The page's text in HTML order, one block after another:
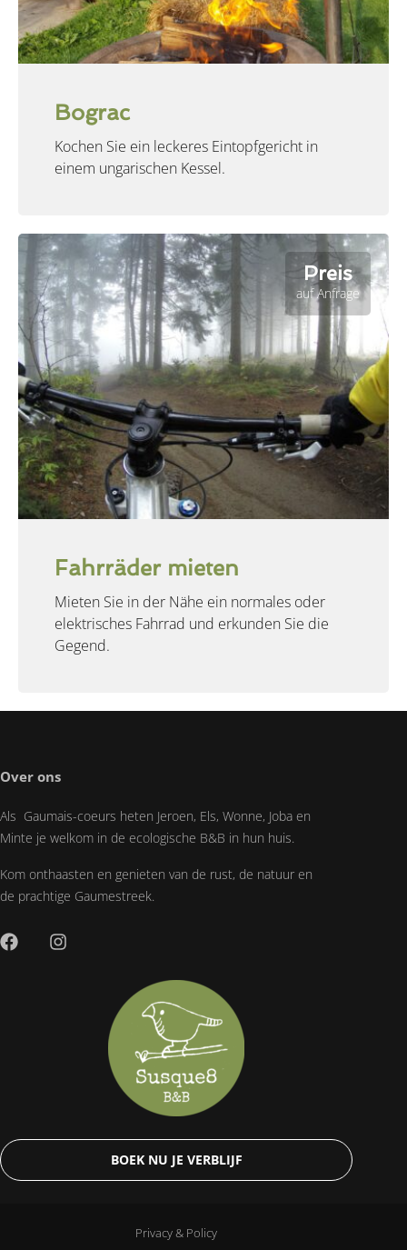
Bograc
Kochen Sie ein leckeres Eintopfgericht in
einem ungarischen Kessel.
Preis
auf Anfrage
Fahrräder mieten
Mieten Sie in der Nähe ein normales oder
elektrisches Fahrrad und erkunden Sie die
Gegend.
Over ons
Als Gaumais-coeurs heten Jeroen, Els, Wonne, Joba en
Minte je welkom in de ecologische B&B in hun huis.
Kom onthaasten en genieten van de rust, de natuur en
de prachtige Gaumestreek.
BOEK NU JE VERBLIJF
Privacy & Policy